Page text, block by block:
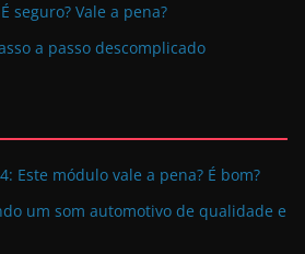
seguro? Vale a pena?
a passo descomplicado
Este módulo vale a pena? É bom?
um som automotivo de qualidade e